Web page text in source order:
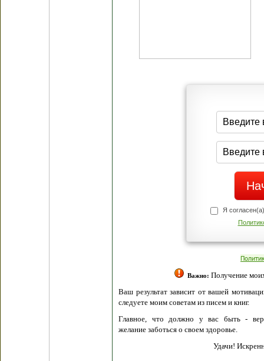
Я
Важно: Получение
Ваш результат зависит от вашей
следуете моим советам из писем и книг.
Главное, что должно у вас быть -
желание заботься о своем здоровье.
Удачи!